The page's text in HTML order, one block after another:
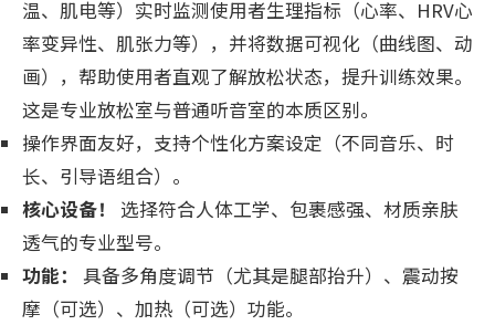
温、肌电等）实时监测使用者生理指标（心率、HRV心
率变异性、肌张力等），并将数据可视化（曲线图、动
画），帮助使用者直观了解放松状态，提升训练效果。
这是专业放松室与普通听音室的本质区别。
操作界面友好，支持个性化方案设定（不同音乐、时
长、引导语组合）。
核心设备！
选择符合人体工学、包裹感强、材质亲肤
透气的专业型号。
功能：
具备多角度调节（尤其是腿部抬升）、震动按
摩（可选）、加热（可选）功能。